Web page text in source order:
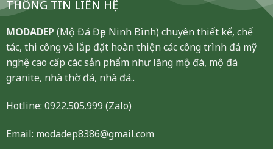
THÔNG TIN LIÊN HỆ
MODADEP (Mộ Đá Đẹp Ninh Bình) chuyên thiết kế, chế
tác, thi công và lắp đặt hoàn thiện các công trình đá mỹ
nghệ cao cấp các sản phẩm như lăng mộ đá, mộ đá
granite, nhà thờ đá, nhà đá..
Hotline: 0922.505.999 (Zalo)
Email: modadep8386@gmail.com